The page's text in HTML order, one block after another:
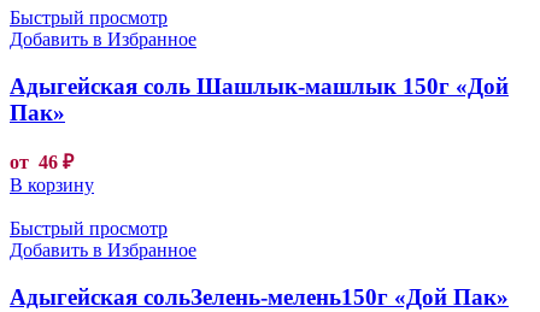
Быстрый просмотр
Добавить в Избранное
Адыгейская соль Шашлык-машлык 150г «Дой
Пак»
от 46 ₽
В корзину
Быстрый просмотр
Добавить в Избранное
Адыгейская сольЗелень-мелень150г «Дой Пак»